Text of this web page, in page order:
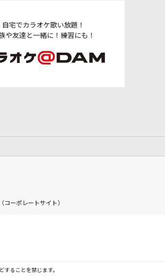
自宅でカラオケ歌い放題！
や友達と一緒に！練習にも！
コーポレートサイト）
することを禁じます。